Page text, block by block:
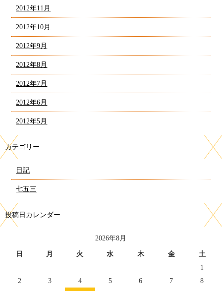
2012年11月
2012年10月
2012年9月
2012年8月
2012年7月
2012年6月
2012年5月
カテゴリー
日記
七五三
投稿日カレンダー
2026年8月
日 月 火 水 木 金
土
1
2
3 4 5 6 7
8